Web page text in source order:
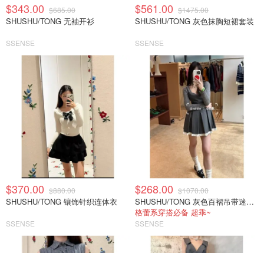
$343.00 $685.00
SHUSHU/TONG 无袖开衫
SSENSE
$561.00 $1475.00
SHUSHU/TONG 灰色抹胸短裙套装
SSENSE
$370.00 $880.00
SHUSHU/TONG 镶饰针织连体衣
SSENSE
$268.00 $1070.00
SHUSHU/TONG 灰色百褶吊带迷你连衣裙
格蕾系穿搭必备 超乖~
SSENSE